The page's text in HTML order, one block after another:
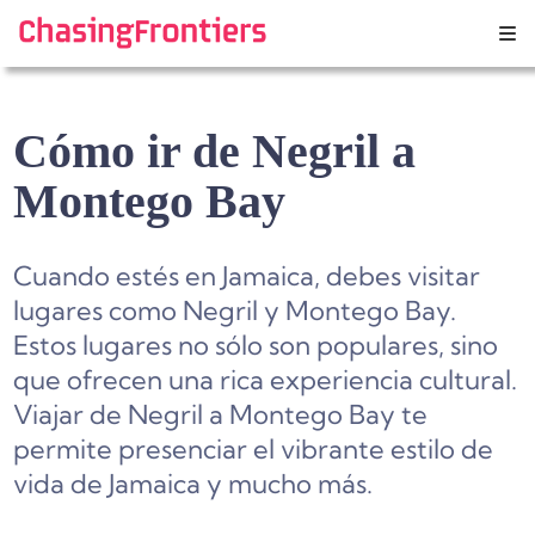
content
Cómo ir de Negril a
Montego Bay
Cuando estés en Jamaica, debes visitar
lugares como Negril y Montego Bay.
Estos lugares no sólo son populares, sino
que ofrecen una rica experiencia cultural.
Viajar de Negril a Montego Bay te
permite presenciar el vibrante estilo de
vida de Jamaica y mucho más.